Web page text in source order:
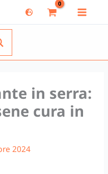
in serra:
cura in
2024